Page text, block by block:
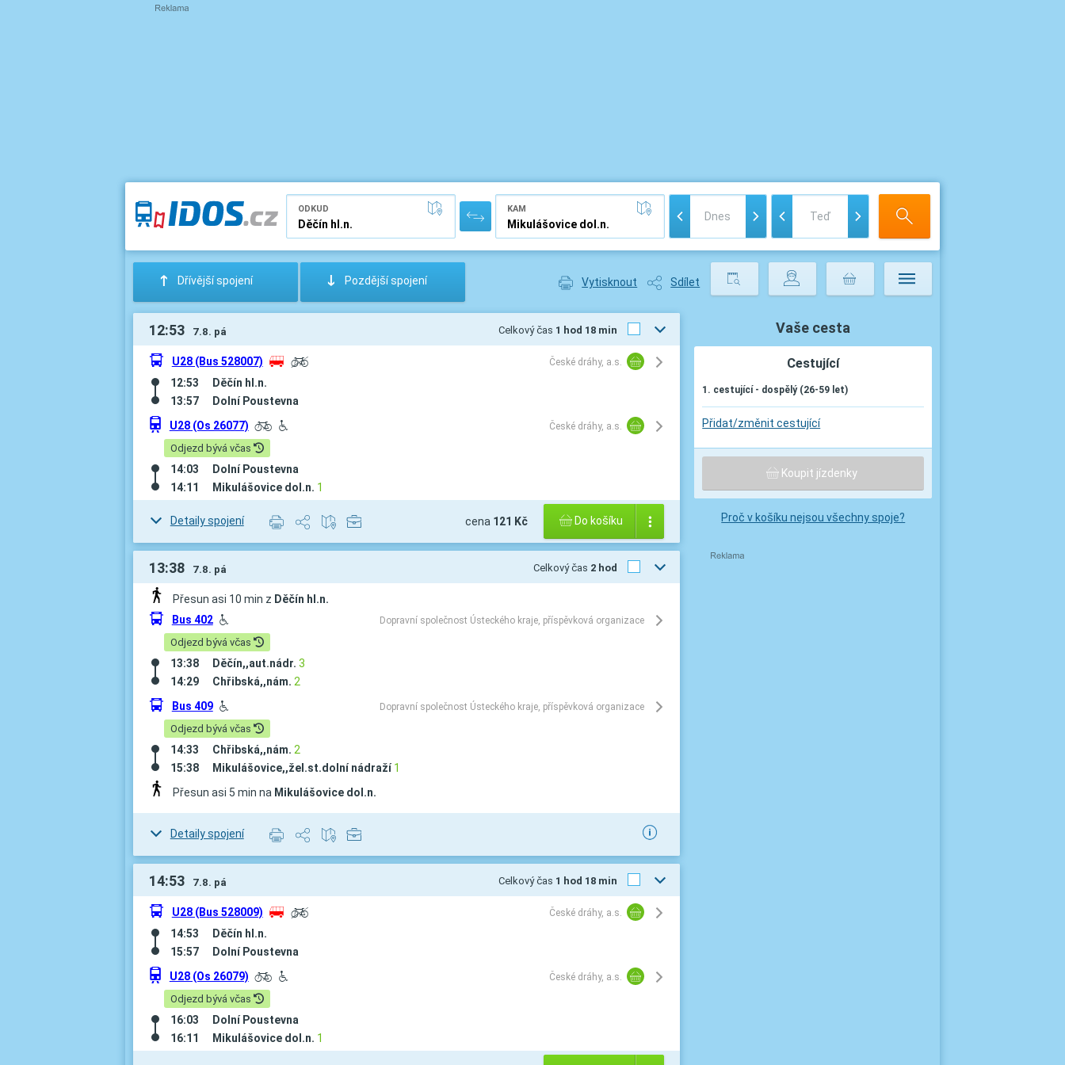
ODKUD KAM
: Dřívější spojení ; Pozdější spojení Vytisknout Sdílet
12:53 7.8. pá Celkový čas 1 hod 18 min
÷ U28 (Bus 528007) z í České dráhy, a.s.
12:53
Děčín hl.n.
13:57
Dolní Poustevna
û U28 (Os 26077) L H České dráhy, a.s.
Odjezd bývá včas
14:03
Dolní Poustevna
14:11
Mikulášovice dol.n. 1
Detaily spojení cena 121 Kč Do košíku
13:38 7.8. pá Celkový čas 2 hod
Přesun asi 10 min z Děčín hl.n.
÷ Bus 402 H Dopravní společnost Ústeckého kraje, příspěvková organizace
Odjezd bývá včas
13:38 Děčín,,aut.nádr. 3
14:29
Chřibská,,nám. 2
÷ Bus 409 H Dopravní společnost Ústeckého kraje, příspěvková organizace
Odjezd bývá včas
14:33 Chřibská,,nám. 2
15:38
Mikulášovice,,žel.st.dolní nádraží 1
Přesun asi 5 min na Mikulášovice dol.n.
Detaily spojení
14:53 7.8. pá Celkový čas 1 hod 18 min
÷ U28 (Bus 528009) z í České dráhy, a.s.
14:53
Děčín hl.n.
15:57
Dolní Poustevna
û U28 (Os 26079) L H České dráhy, a.s.
Odjezd bývá včas
16:03
Dolní Poustevna
16:11
Mikulášovice dol.n. 1
Vaše cesta
Cestující
1. cestující - dospělý (26-59 let)
Přidat/změnit cestující
Koupit jízdenky
Proč v košíku nejsou všechny spoje?